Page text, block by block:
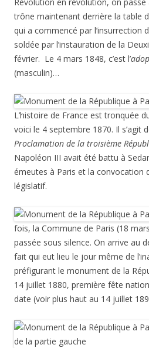
trône maintenant derrière la table
qui a commencé par l’insurrection
soldée par l’instauration de la
février. Le 4 mars 1848, c’est l’
(masculin)…
L’histoire de France est tronquée
voici le 4 septembre 1870. Il s’agit
Proclamation de la troisième
Napoléon III avait été battu à
émeutes à Paris et la convocation
législatif.
fois, la Commune de Paris (18
passée sous silence. On arrive au
fait qui eut lieu le jour même de
préfigurant le monument de la
14 juillet 1880, première fête
date (voir plus haut au 14 juillet